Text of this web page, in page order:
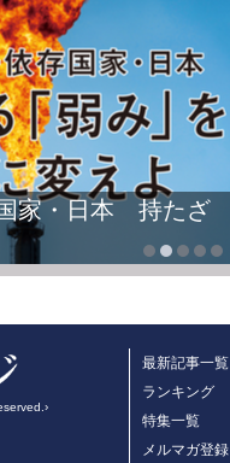
家・日本 持たざ
最新記事一覧
ランキング
特集一覧
メルマガ登録